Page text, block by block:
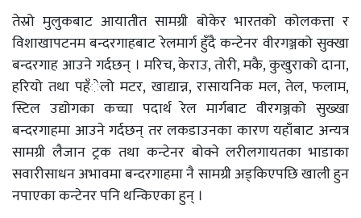
तेस्रो मुलुकबाट आयातीत सामग्री बोकेर भारतको कोलकत्ता र
विशाखापटनम बन्दरगाहबाट रेलमार्ग हुँदै कन्टेनर वीरगञ्जको सुक्खा
बन्दरगाह आउने गर्दछन् । मरिच, केराउ, तोरी, मकै, कुखुराको दाना,
हरियो तथा पहँेलो मटर, खाद्यान्न, रासायनिक मल, तेल, फलाम,
स्टिल उद्योगका कच्चा पदार्थ रेल मार्गबाट वीरगञ्जको सुख्खा
बन्दरगाहमा आउने गर्दछन् तर लकडाउनका कारण यहाँबाट अन्यत्र
सामग्री लैजान ट्रक तथा कन्टेनर बोक्ने लरीलगायतका भाडाका
सवारीसाधन अभावमा बन्दरगाहमा नै सामग्री अड्किएपछि खाली हुन
नपाएका कन्टेनर पनि थन्किएका हुन् ।